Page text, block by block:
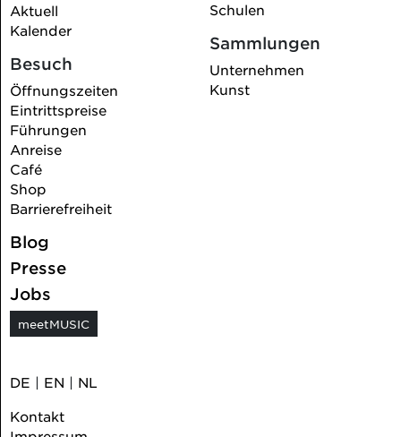
Aktuell
Kalender
Besuch
Öffnungszeiten
Eintrittspreise
Führungen
Anreise
Café
Shop
Barrierefreiheit
Schulen
Sammlungen
Unternehmen
Kunst
Blog
Presse
Jobs
meetMUSIC
DE | EN | NL
Kontakt